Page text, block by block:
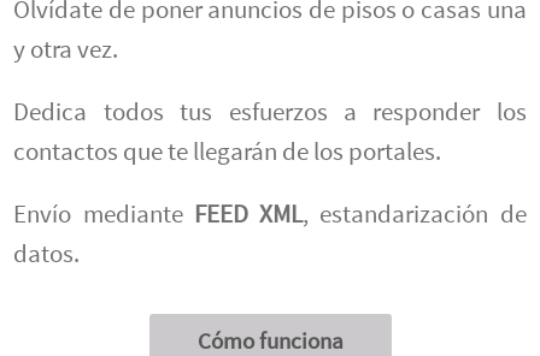
Olvídate de poner anuncios de pisos o casas una
y otra vez.
Dedica todos tus esfuerzos a responder los
contactos que te llegarán de los portales.
Envío mediante FEED XML, estandarización de
datos.
Cómo funciona